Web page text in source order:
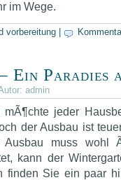
im Wege.
vorbereitung
Ein Paradies
admin
jeder
der Ausbau ist
Ausbau muss
kann der
finden Sie ein paar